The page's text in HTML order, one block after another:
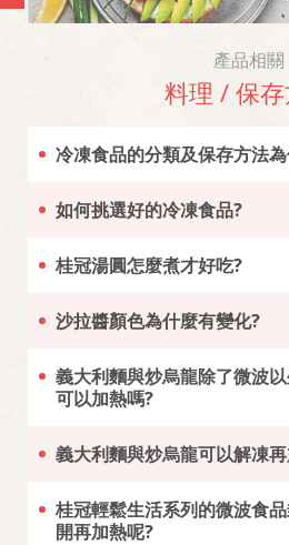
產品相關
料理 / 保
冷凍食品的分類及保存方法
如何挑選好的冷凍食品?
桂冠湯圓怎麼煮才好吃?
沙拉醬顏色為什麼有變化?
義大利麵與炒烏龍除了微波
可以加熱嗎?
義大利麵與炒烏龍可以解凍
桂冠輕鬆生活系列的微波食
開再加熱呢?